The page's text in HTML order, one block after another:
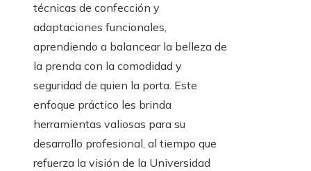
técnicas de confección y
adaptaciones funcionales,
aprendiendo a balancear la belleza de
la prenda con la comodidad y
seguridad de quien la porta. Este
enfoque práctico les brinda
herramientas valiosas para su
desarrollo profesional, al tiempo que
refuerza la visión de la Universidad